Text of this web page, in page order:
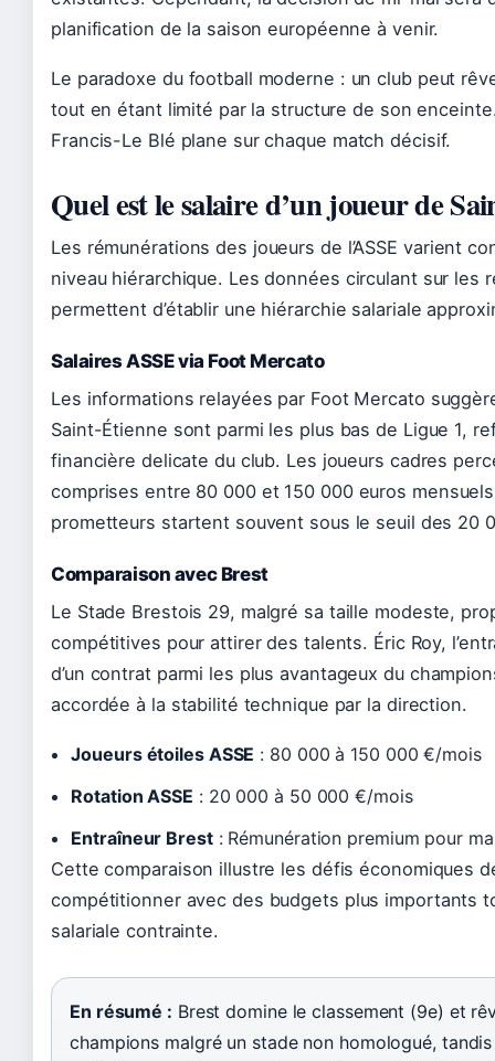
planification de la saison européenne à venir.
Le paradoxe du football moderne : un club peut
tout en étant limité par la structure de son
Francis-Le Blé plane sur chaque match décisif.
Quel est le salaire d’un joueur de
Les rémunérations des joueurs de l’ASSE varient
niveau hiérarchique. Les données circulant sur les
permettent d’établir une hiérarchie salariale
Salaires ASSE via Foot Mercato
Les informations relayées par Foot Mercato
Saint-Étienne sont parmi les plus bas de Ligue 1,
financière delicate du club. Les joueurs cadres
comprises entre 80 000 et 150 000 euros
prometteurs startent souvent sous le seuil des 20
Comparaison avec Brest
Le Stade Brestois 29, malgré sa taille modeste,
compétitives pour attirer des talents. Éric Roy,
d’un contrat parmi les plus avantageux du
accordée à la stabilité technique par la direction.
Joueurs étoiles ASSE : 80 000 à 150 000 €/mois
Rotation ASSE : 20 000 à 50 000 €/mois
Entraîneur Brest: Rémunération premium pour
Cette comparaison illustre les défis économiques
compétitionner avec des budgets plus importants
salariale contrainte.
En résumé : Brest domine le classement (9e) et
champions malgré un stade non homologué,